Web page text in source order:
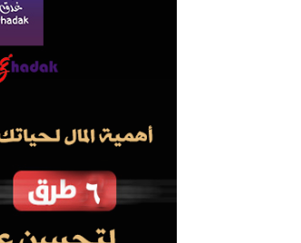
و
ن
ي
ا